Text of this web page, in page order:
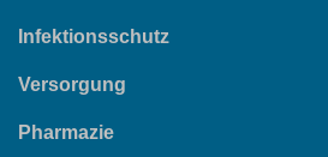
Infektionsschutz
Versorgung
Pharmazie